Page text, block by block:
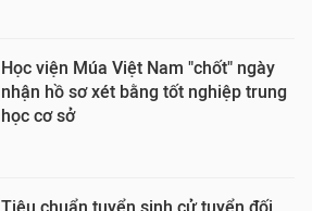
Học viện Múa Việt Nam "chốt" ngày
nhận hồ sơ xét bằng tốt nghiệp trung
học cơ sở